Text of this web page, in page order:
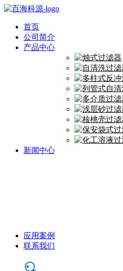
首页
公司简介
产品中心
新闻中心
应用案例
联系我们